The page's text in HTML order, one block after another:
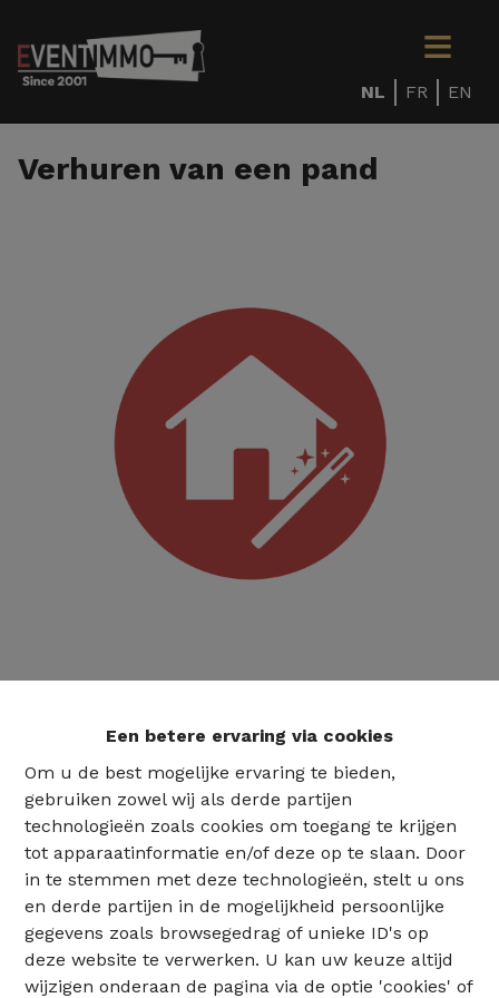
Een betere ervaring via cookies
Om u de best mogelijke ervaring te bieden,
gebruiken zowel wij als derde partijen
technologieën zoals cookies om toegang te krijgen
tot apparaatinformatie en/of deze op te slaan. Door
in te stemmen met deze technologieën, stelt u ons
en derde partijen in de mogelijkheid persoonlijke
gegevens zoals browsegedrag of unieke ID's op
deze website te verwerken. U kan uw keuze altijd
wijzigen onderaan de pagina via de optie 'cookies' of
NL FR EN
Verhuren van een pand
02 735 18 38